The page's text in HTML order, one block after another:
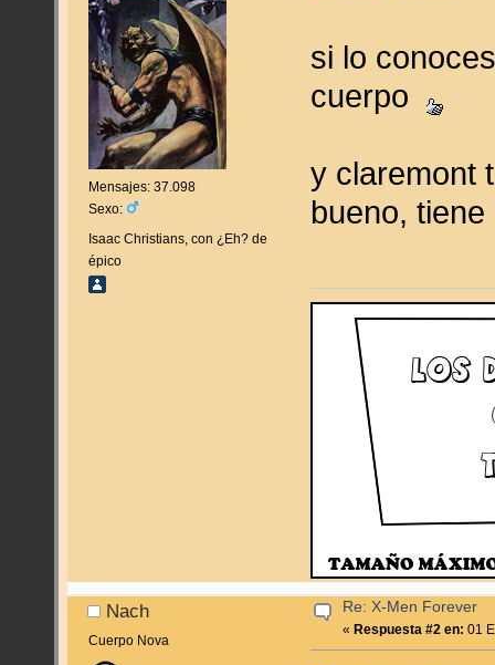
Mensajes: 37.098
Sexo:
Isaac Christians, con ¿Eh? de
épico
si lo
cuerpo
y claremont
bueno,
Nach
Cuerpo Nova
Re: X-Men Forever
«Respuesta #2 en: 01